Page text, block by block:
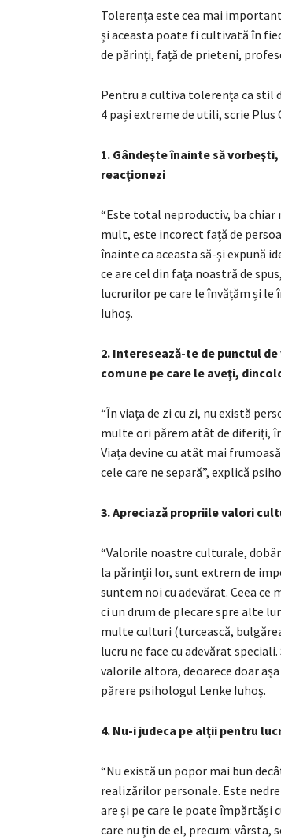
Tolerența este cea mai
și aceasta poate fi cultivată în
de părinți, față de prieteni,
Pentru a cultiva tolerența ca stil
4 pași extreme de utili, scrie
1. Gândeşte înainte să
reacţionezi
“Este total neproductiv, ba chiar
mult, este incorect față de
înainte ca aceasta să-și expună
ce are cel din fața noastră de
lucrurilor pe care le învățăm și le
Iuhoș.
2. Interesează-te de punctul
comune pe care le aveţi,
“În viața de zi cu zi, nu există
multe ori părem atât de diferiți,
Viața devine cu atât mai
cele care ne separă”, explică
3. Apreciază propriile valori
“Valorile noastre culturale,
la părinții lor, sunt extrem de
suntem noi cu adevărat. Ceea
ci un drum de plecare spre alte
multe culturi (turcească,
lucru ne face cu adevărat
valorile altora, deoarece doar
părere psihologul Lenke Iuhoș.
4. Nu-i judeca pe alţii pentru
“Nu există un popor mai bun
realizărilor personale. Este
are și pe care le poate împărtăși
care nu țin de el, precum: